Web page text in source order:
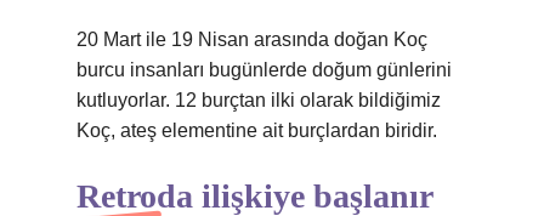
20 Mart ile 19 Nisan arasında doğan Koç
burcu insanları bugünlerde doğum günlerini
kutluyorlar. 12 burçtan ilki olarak bildiğimiz
Koç, ateş elementine ait burçlardan biridir.
Retroda ilişkiye başlanır